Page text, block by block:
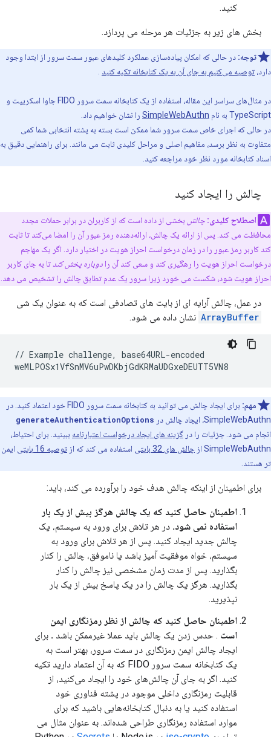
کنید.
بخش های زیر به جزئیات هر مرحله می پردازد.
توجه: در حالی که امکان پیاده‌سازی عملکرد کلیدهای عبور سمت سرور از ابتدا وجود
دارد، توصیه می‌کنیم به جای آن به یک کتابخانه تکیه کنید .
در مثال‌های سراسر این مقاله، استفاده از یک کتابخانه سمت سرور FIDO جاوا اسکریپت و
TypeScript به نام
SimpleWebAuthn را نشان خواهیم داد.
در حالی که اجرای خاص سمت سرور شما ممکن است بسته به پشته انتخابی شما کمی
متفاوت به نظر برسد، مفاهیم اصلی و مراحل کلیدی ثابت می مانند. برای راهنمایی دقیق به
اسناد کتابخانه مورد نظر خود مراجعه کنید.
چالش را ایجاد کنید
اصطلاح کلیدی: چالش بخشی از داده است که از کاربران در برابر حملات مجدد
محافظت می کند. پس از ارائه یک چالش، ارائه‌دهنده رمز عبور آن را امضا می‌کند تا ثابت
کند کاربر رمز عبور را در زمان درخواست احراز هویت در اختیار دارد. اگر یک مهاجم
درخواست احراز هویت را رهگیری کند و سعی کند آن را دوباره پخش کندتا به جای کاربر
احراز هویت شود، شکست می خورد زیرا سرور یک عدم تطابق چالش را تشخیص می دهد.
در عمل، چالش آرایه ای از بایت های تصادفی است که به عنوان یک شی
ArrayBuffer نشان داده می شود.
// Example challenge, base64URL-encoded
مهم:
برای ایجاد چالش می توانید به کتابخانه سمت سرور FIDO خود اعتماد کنید. در
SimpleWebAuthn، ایجاد چالش در
generateAuthenticationOptions
انجام می شود. جزئیات را در گزینه های ایجاد درخواست اعتبارنامه ببینید. برای احتیاط،
SimpleWebAuthn از
چالش های 32 بایتی استفاده می کند که از توصیه 16 بایتی
ایمن
تر هستند.
برای اطمینان از اینکه چالش هدف خود را برآورده می کند، باید:
اطمینان حاصل کنید که یک چالش هرگز بیش از یک بار
استفاده نمی شود. در هر تلاش برای ورود به سیستم، یک
چالش جدید ایجاد کنید. پس از هر تلاش برای ورود به
سیستم، خواه موفقیت آمیز باشد یا ناموفق، چالش را کنار
بگذارید. پس از مدت زمان مشخصی نیز چالش را کنار
بگذارید. هرگز یک چالش را در یک پاسخ بیش از یک بار
نپذیرید.
اطمینان حاصل کنید که چالش از نظر رمزنگاری ایمن
است . حدس زدن یک چالش باید عملا غیرممکن باشد . برای
ایجاد چالش ایمن رمزنگاری در سمت سرور، بهتر است به
یک کتابخانه سمت سرور FIDO که به آن اعتماد دارید تکیه
کنید. اگر به جای آن چالش‌های خود را ایجاد می‌کنید، از
قابلیت رمزنگاری داخلی موجود در پشته فناوری خود
استفاده کنید یا به دنبال کتابخانه‌هایی باشید که برای
موارد استفاده رمزنگاری طراحی شده‌اند. به عنوان مثال می